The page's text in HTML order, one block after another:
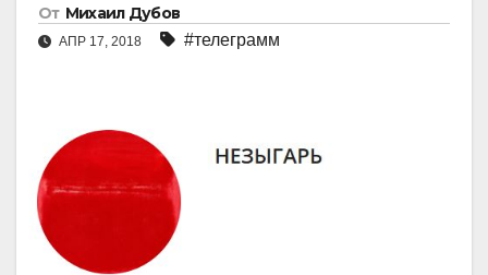
От Михаил Дубов
АПР 17, 2018 #телеграмм